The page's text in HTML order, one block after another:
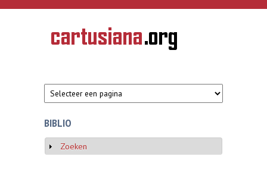
Overslaan en naar de inhoud gaan
CARTUSIANA
Geschiedenis
van de
BIBLIO
Weergeven
Zoeken